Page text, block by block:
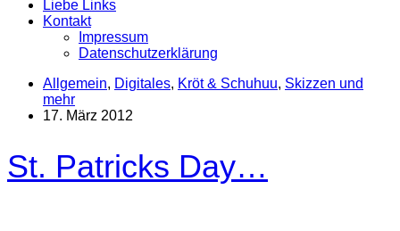
Liebe Links
Kontakt
Impressum
Datenschutzerklärung
Allgemein, Digitales, Kröt & Schuhuu, Skizzen und
mehr
17. März 2012
St. Patricks Day…